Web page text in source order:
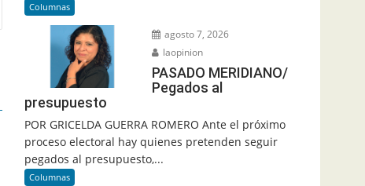
Columnas
agosto 7, 2026
laopinion
PASADO MERIDIANO/
Pegados al
presupuesto
POR GRICELDA GUERRA ROMERO Ante el próximo
proceso electoral hay quienes pretenden seguir
pegados al presupuesto,...
Columnas